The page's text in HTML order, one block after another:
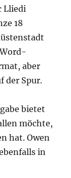
Lliedi
18
aber
der Spur.
bietet
möchte,
hat. Owen
in